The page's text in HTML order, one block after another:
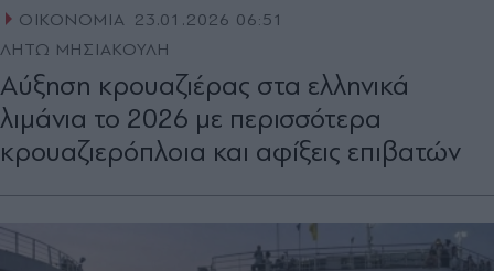
ΟΙΚΟΝΟΜΙΑ 23.01.2026 06:51
ΛΗΤΩ ΜΗΣΙΑΚΟΥΛΗ
Αύξηση κρουαζιέρας στα ελληνικά
λιμάνια το 2026 με περισσότερα
κρουαζιερόπλοια και αφίξεις επιβατών